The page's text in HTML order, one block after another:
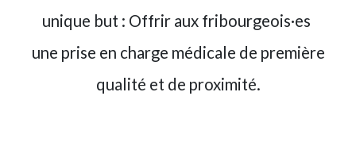
unique but : Offrir aux fribourgeois·es
une prise en charge médicale de première
qualité et de proximité.